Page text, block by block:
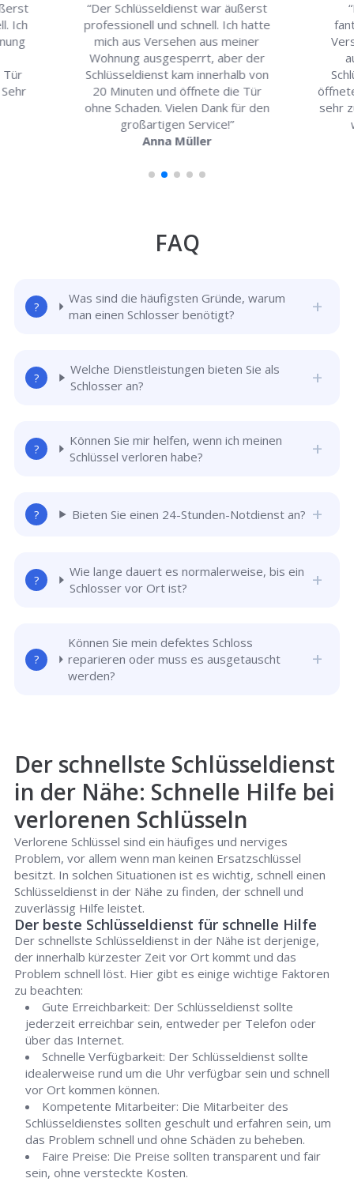
Ich
Tür
“Der Schlüsseldienst war äußerst
professionell und schnell. Ich hatte
mich aus Versehen aus meiner
Wohnung ausgesperrt, aber der
Schlüsseldienst kam innerhalb von
20 Minuten und öffnete die Tür
ohne Schaden. Vielen Dank für den
großartigen Service!”
Anna Müller
sehr
FAQ
Was sind die häufigsten Gründe, warum
man einen Schlosser benötigt?
Welche Dienstleistungen bieten Sie als
Schlosser an?
Können Sie mir helfen, wenn ich meinen
Schlüssel verloren habe?
Bieten Sie einen 24-Stunden-Notdienst an?
Wie lange dauert es normalerweise, bis ein
Schlosser vor Ort ist?
Können Sie mein defektes Schloss
reparieren oder muss es ausgetauscht
werden?
Der schnellste Schlüsseldienst
in der Nähe: Schnelle Hilfe bei
verlorenen Schlüsseln
Verlorene Schlüssel sind ein häufiges und nerviges
Problem, vor allem wenn man keinen Ersatzschlüssel
besitzt. In solchen Situationen ist es wichtig, schnell einen
Schlüsseldienst in der Nähe zu finden, der schnell und
zuverlässig Hilfe leistet.
Der beste Schlüsseldienst für schnelle Hilfe
Der schnellste Schlüsseldienst in der Nähe ist derjenige,
der innerhalb kürzester Zeit vor Ort kommt und das
Problem schnell löst. Hier gibt es einige wichtige Faktoren
zu beachten:
Gute Erreichbarkeit: Der Schlüsseldienst sollte
jederzeit erreichbar sein, entweder per Telefon oder
über das Internet.
Schnelle Verfügbarkeit: Der Schlüsseldienst sollte
idealerweise rund um die Uhr verfügbar sein und schnell
vor Ort kommen können.
Kompetente Mitarbeiter: Die Mitarbeiter des
Schlüsseldienstes sollten geschult und erfahren sein, um
das Problem schnell und ohne Schäden zu beheben.
Faire Preise: Die Preise sollten transparent und fair
sein, ohne versteckte Kosten.